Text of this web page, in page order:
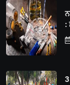
: